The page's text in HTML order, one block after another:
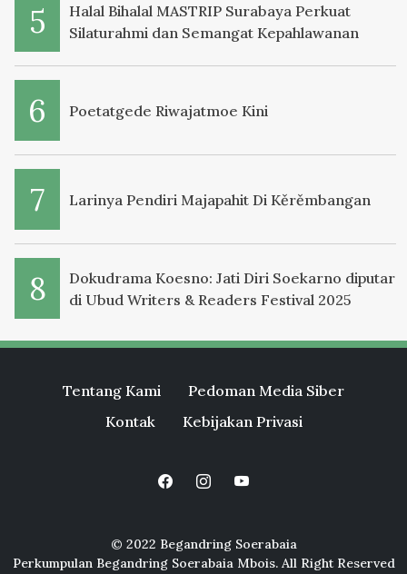
Halal Bihalal MASTRIP Surabaya Perkuat
Silaturahmi dan Semangat Kepahlawanan
Poetatgede Riwajatmoe Kini
Larinya Pendiri Majapahit Di Kěrěmbangan
Dokudrama Koesno: Jati Diri Soekarno diputar
di Ubud Writers & Readers Festival 2025
Tentang Kami
Pedoman Media Siber
Kontak
Kebijakan Privasi
© 2022 Begandring Soerabaia
Perkumpulan Begandring Soerabaia Mbois. All Right Reserved